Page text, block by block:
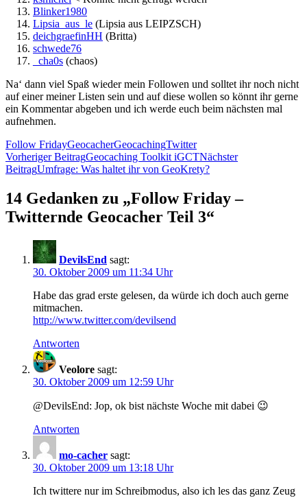
Blinker1980
Lipsia_aus_le (Lipsia aus LEIPZSCH)
deichgraefinHH (Britta)
schwede76
_cha0s (chaos)
Na‘ dann viel Spaß wieder mein Followen und solltet ihr noch nicht
auf einer meiner Listen sein und auf diese wollen so könnt ihr gerne
ein Kommentar abgeben und ich werde euch beim nächsten mal
aufnehmen.
Follow FridayGeocacherGeocachingTwitter
Beitrags-
Navigation
Vorheriger BeitragGeocaching Toolkit iGCTNächster
BeitragUmfrage: Was haltet ihr von GeoKrety?
14 Gedanken zu „Follow Friday –
Twitternde Geocacher Teil 3“
DevilsEnd sagt:
30. Oktober 2009 um 11:34 Uhr
Habe das grad erste gelesen, da würde ich doch auch gerne
mitmachen.
http://www.twitter.com/devilsend
Antworten
Veolore sagt:
30. Oktober 2009 um 12:59 Uhr
@DevilsEnd: Jop, ok bist nächste Woche mit dabei 😉
Antworten
mo-cacher sagt:
30. Oktober 2009 um 13:18 Uhr
Ich twittere nur im Schreibmodus, also ich les das ganz Zeug